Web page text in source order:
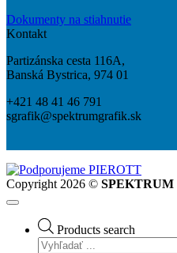
Dokumenty na stiahnutie
Kontakt
Partizánska cesta 116A,
Banská Bystrica, 974 01
+421 48 41 46 791
sgrafik@spektrumgrafik.sk
Copyright 2026 ©
Products search